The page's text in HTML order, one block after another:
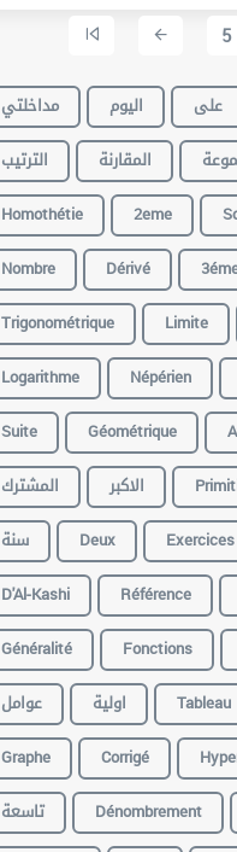
5
مداخلتي اليوم على
الترتيب
المقارنة
Homothétie
2eme
Nombre
Dérivé
Trigonométrique
Limite
Logarithme
Népérien
Suite
Géométrique
المشترك
الاكبر
سنة
Deux Exercices
D'Al-Kashi
Référence
Généralité
Fonctions
عوامل
اولية Tableau
Graphe
Corrigé
تاسعة
Dénombrement